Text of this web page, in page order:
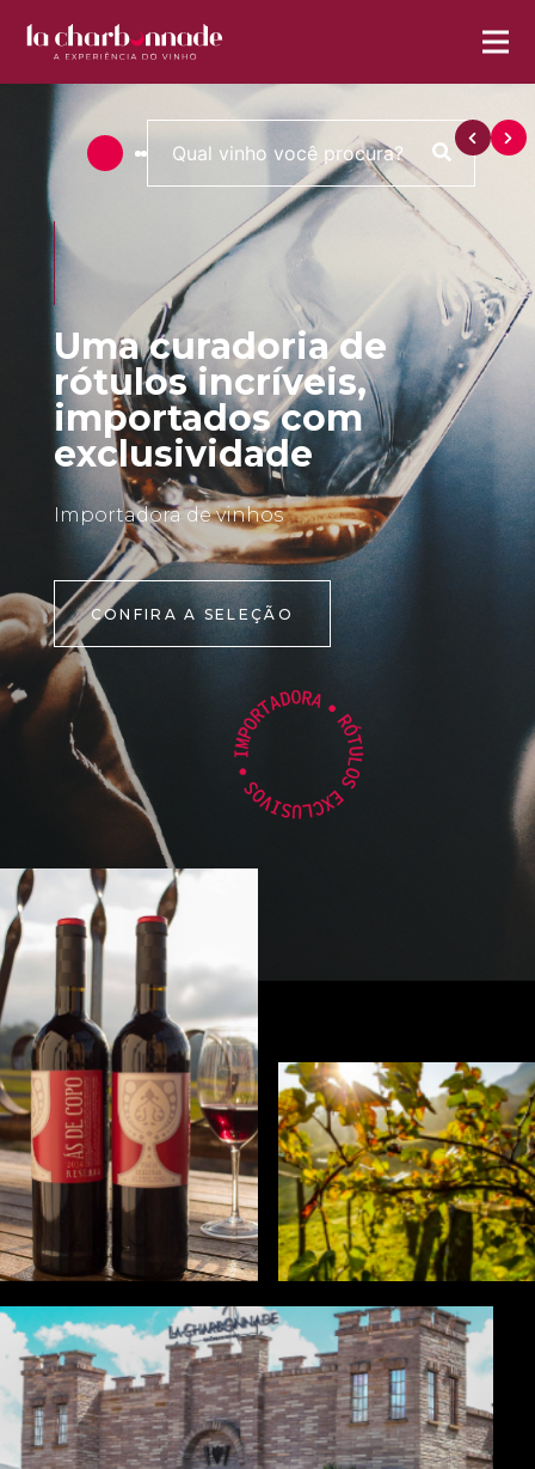
Uma curadoria de
rótulos incríveis,
importados com
exclusividade
Importadora de vinhos
CONFIRA A SELEÇÃO